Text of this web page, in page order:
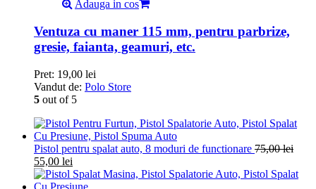
Adauga in cos
Ventuza cu maner 115 mm, pentru parbrize,
gresie, faianta, geamuri, etc.
Pret: 19,00 lei
Vandut de: Polo Store
5 out of 5
Pistol pentru spalat auto, 8 moduri de functionare 75,00lei
55,00 lei